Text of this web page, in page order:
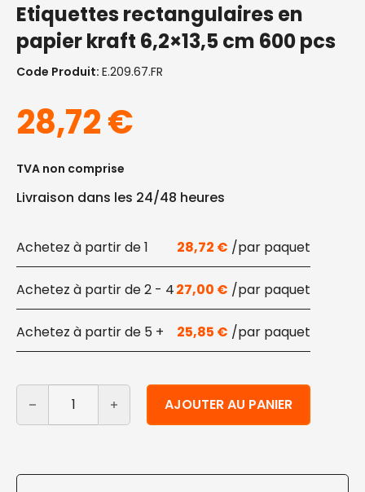
Etiquettes rectangulaires en
papier kraft 6,2×13,5 cm 600 pcs
Code Produit: E.209.67.FR
28,72€
TVA non comprise
Livraison dans les 24/48 heures
1 28,72 €
2 - 427,00 €
5 + 25,85 €
quantité de Etiquettes rectangulaires en papier kraft
AJOUTER AU PANIER
Alternative: